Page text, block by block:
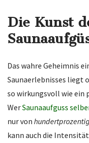
Die Kunst
Das wahre Geheimnis
Saunaerlebnisses liegt
so wirkungsvoll wie ein
WerSaunaaufguss
nur von
kann auch die